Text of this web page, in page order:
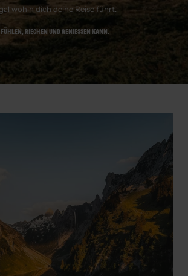
wohin dich deine Reise führt.
RIECHEN UND GENIESSEN KANN.